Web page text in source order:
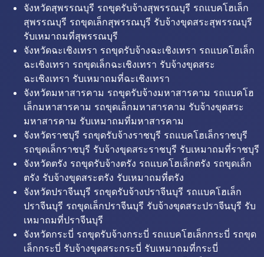
จังหวัดสุพรรณบุรี รถขุดรับจ้างสุพรรณบุรี รถแบคโฮเล็ก
สุพรรณบุรี รถขุดเล็กสุพรรณบุรี รับจ้างขุดสระสุพรรณบุรี
รับเหมาถมที่สุพรรณบุรี
จังหวัดฉะเชิงเทรา รถขุดรับจ้างฉะเชิงเทรา รถแบคโฮเล็ก
ฉะเชิงเทรา รถขุดเล็กฉะเชิงเทรา รับจ้างขุดสระ
ฉะเชิงเทรา รับเหมาถมที่ฉะเชิงเทรา
จังหวัดมหาสารคาม รถขุดรับจ้างมหาสารคาม รถแบคโฮ
เล็กมหาสารคาม รถขุดเล็กมหาสารคาม รับจ้างขุดสระ
มหาสารคาม รับเหมาถมที่มหาสารคาม
จังหวัดราชบุรี รถขุดรับจ้างราชบุรี รถแบคโฮเล็กราชบุรี
รถขุดเล็กราชบุรี รับจ้างขุดสระราชบุรี รับเหมาถมที่ราชบุรี
จังหวัดตรัง รถขุดรับจ้างตรัง รถแบคโฮเล็กตรัง รถขุดเล็ก
ตรัง รับจ้างขุดสระตรัง รับเหมาถมที่ตรัง
จังหวัดปราจีนบุรี รถขุดรับจ้างปราจีนบุรี รถแบคโฮเล็ก
ปราจีนบุรี รถขุดเล็กปราจีนบุรี รับจ้างขุดสระปราจีนบุรี รับ
เหมาถมที่ปราจีนบุรี
จังหวัดกระบี่ รถขุดรับจ้างกระบี่ รถแบคโฮเล็กกระบี่ รถขุด
เล็กกระบี่ รับจ้างขุดสระกระบี่ รับเหมาถมที่กระบี่